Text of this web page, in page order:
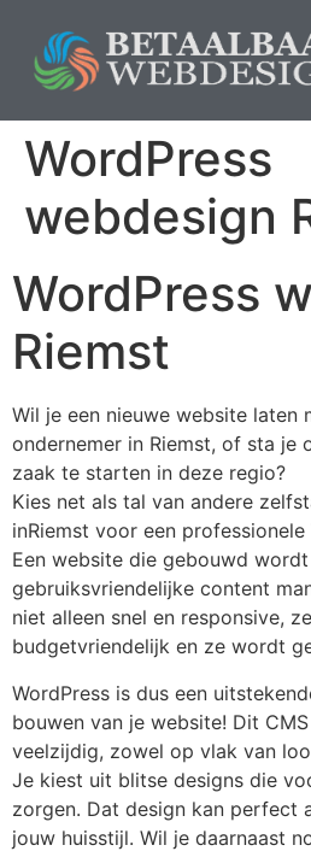
WordPress
webdesign
WordPress
Riemst
Wil je een nieuwe website laten
ondernemer in Riemst, of sta je
zaak te starten in deze regio?
Kies net als tal van andere
inRiemst voor een
Een website die gebouwd
gebruiksvriendelijke content
niet alleen snel en responsive,
budgetvriendelijk en ze wordt
WordPress is dus een
bouwen van je website! Dit
veelzijdig, zowel op vlak van
Je kiest uit blitse designs die
zorgen. Dat design kan perfect
jouw huisstijl. Wil je daarnaast